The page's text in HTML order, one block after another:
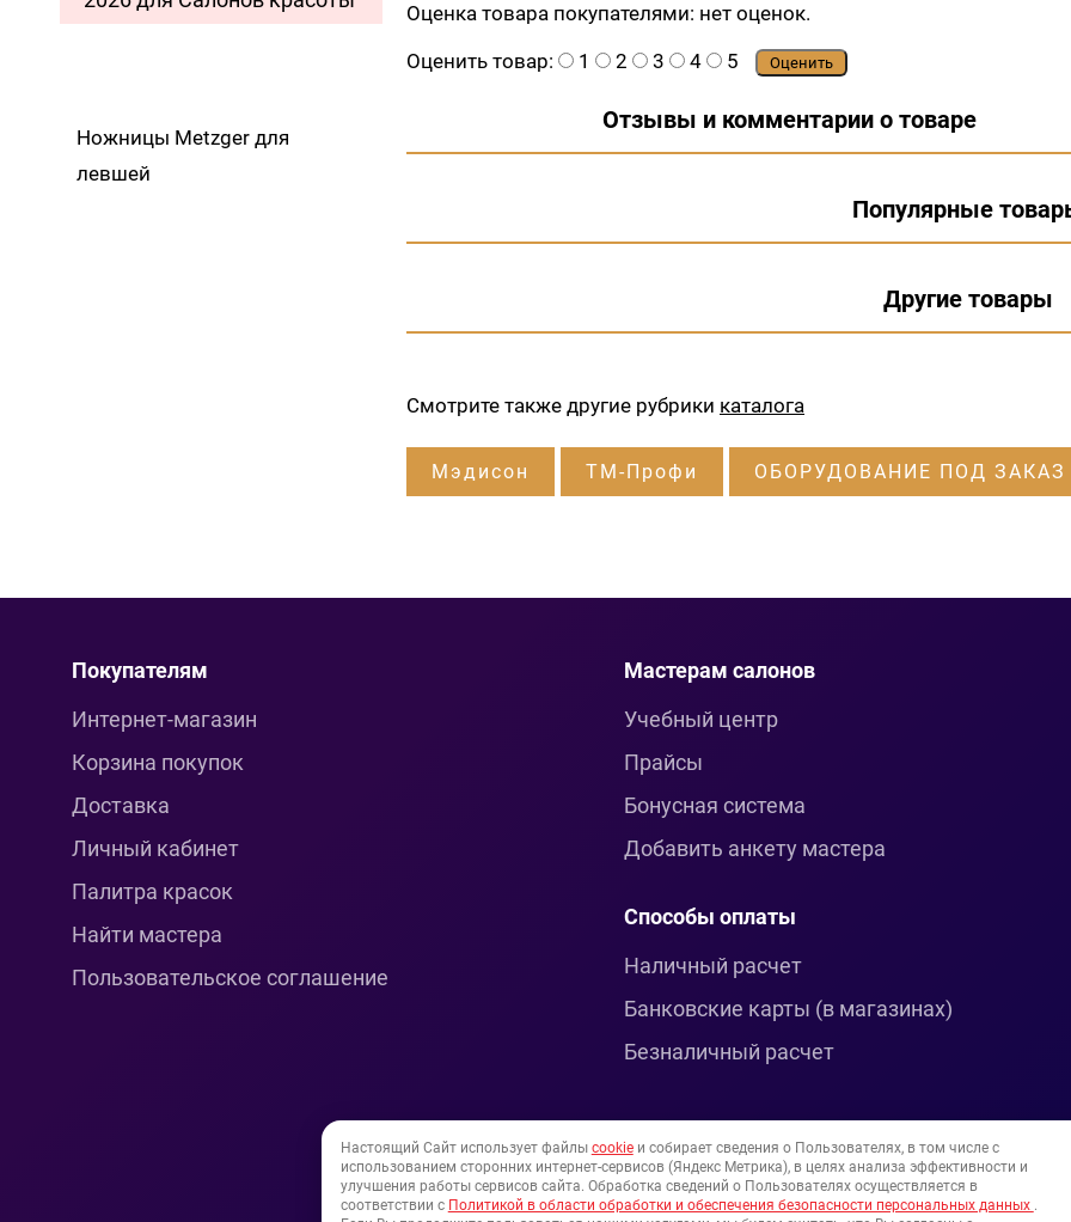
Ножницы Metzger для
левшей
Оценка товара покупателями: нет оценок.
Оценить товар:
1 2 3 4 5 Оценить
Отзывы и комментарии о товаре
Популярные
Другие товары
Смотрите также другие рубрики каталога
Мэдисон ТМ-Профи ОБОРУДОВАНИЕ ПОД ЗАКАЗ
Покупателям
Интернет-магазин
Корзина покупок
Доставка
Личный кабинет
Палитра красок
Найти мастера
Пользовательское соглашение
Мастерам салонов
Учебный центр
Прайсы
Бонусная система
Добавить анкету мастера
Способы оплаты
Наличный расчет
Банковские карты (в магазинах)
Безналичный расчет
Настоящий Сайт использует файлы cookieи собирает сведения о Пользователях, в том числе с
использованием сторонних интернет-сервисов (Яндекс Метрика), в целях анализа эффективности и
улучшения работы сервисов сайта. Обработка сведений о Пользователях осуществляется в
соответствии с Политикой в области обработки и обеспечения безопасности персональных данных .